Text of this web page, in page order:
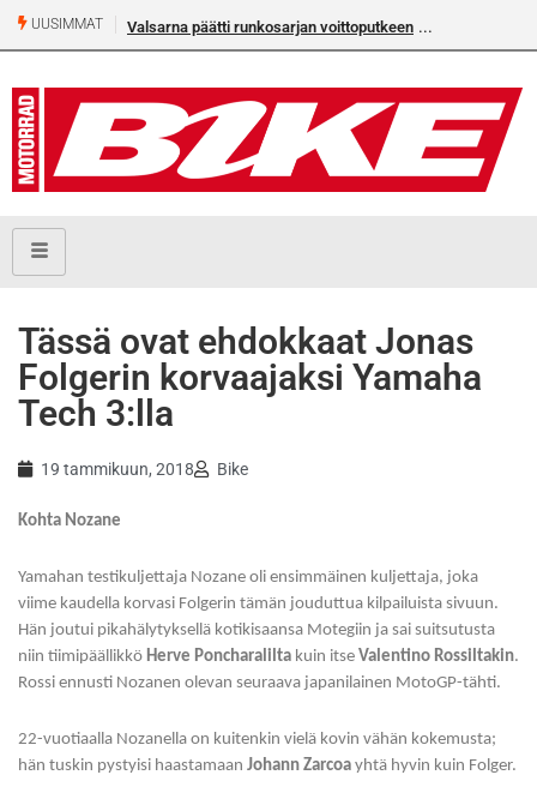
UUSIMMAT Valsarna päätti runkosarjan voittoputkeen
Tässä ovat ehdokkaat Jonas
Folgerin korvaajaksi Yamaha
Tech 3:lla
19 tammikuun, 2018 Bike
Kohta Nozane
Yamahan testikuljettaja Nozane oli ensimmäinen kuljettaja, joka
viime kaudella korvasi Folgerin tämän jouduttua kilpailuista sivuun.
Hän joutui pikahälytyksellä kotikisaansa Motegiin ja sai suitsutusta
niin tiimipäällikkö Herve Poncharalilta kuin itse Valentino Rossiltakin.
Rossi ennusti Nozanen olevan seuraava japanilainen MotoGP-tähti.
22-vuotiaalla Nozanella on kuitenkin vielä kovin vähän kokemusta;
hän tuskin pystyisi haastamaan Johann Zarcoa yhtä hyvin kuin Folger.